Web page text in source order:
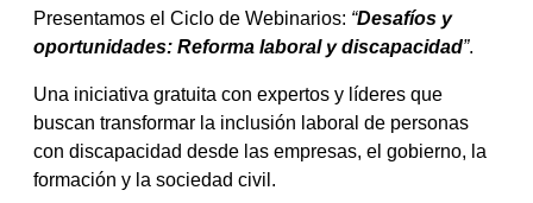
Presentamos el Ciclo de Webinarios: “Desafíos y
oportunidades: Reforma laboral y discapacidad”.
Una iniciativa gratuita con expertos y líderes que
buscan transformar la inclusión laboral de personas
con discapacidad desde las empresas, el gobierno, la
formación y la sociedad civil.